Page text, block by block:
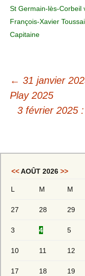
St Germain-lès-Corbeil
François-Xavier
Capitaine
← 31 janvier
Play 2025
3 février 2025
<<AOÛT 2026 >>
L M M
27 28 29
3 4 5
10 11 12
17 18 19